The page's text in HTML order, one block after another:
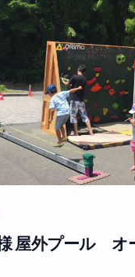
屋外プール オ